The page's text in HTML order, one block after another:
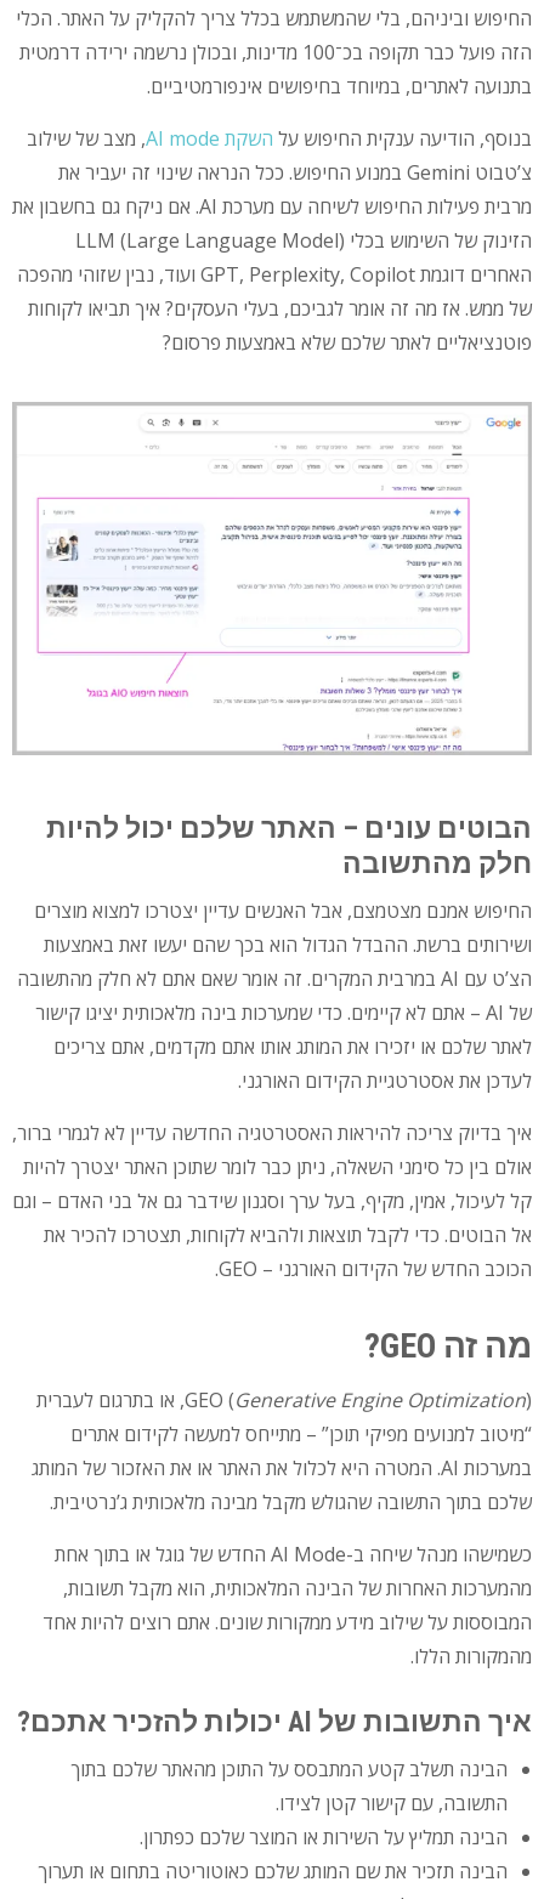
החיפוש וביניהם, בלי שהמשתמש בכלל צריך להקליק על האתר. הכלי
הזה פועל כבר תקופה בכ־100 מדינות, ובכולן נרשמה ירידה דרמטית
בתנועה לאתרים, במיוחד בחיפושים אינפורמטיביים.
בנוסף, הודיעה ענקית החיפוש על השקת AI mode
, מצב של שילוב
צ’טבוט Gemini במנוע החיפוש. ככל הנראה שינוי זה יעביר את
מרבית פעילות החיפוש לשיחה עם מערכת AI. אם ניקח גם בחשבון את
הזינוק של השימוש בכלי LLM (Large Language Model)
האחרים דוגמת GPT, Perplexity, Copilot ועוד, נבין שזוהי מהפכה
של ממש. אז מה זה אומר לגביכם, בעלי העסקים? איך תביאו לקוחות
פוטנציאליים לאתר שלכם שלא באמצעות פרסום?
הבוטים עונים – האתר שלכם יכול להיות
חלק מהתשובה
החיפוש אמנם מצטמצם, אבל האנשים עדיין יצטרכו למצוא מוצרים
ושירותים ברשת. ההבדל הגדול הוא בכך שהם יעשו זאת באמצעות
הצ’ט עם AI במרבית המקרים. זה אומר שאם אתם לא חלק מהתשובה
של AI – אתם לא קיימים. כדי שמערכות בינה מלאכותית יציגו קישור
לאתר שלכם או יזכירו את המותג אותו אתם מקדמים, אתם צריכים
לעדכן את אסטרטגיית הקידום האורגני.
איך בדיוק צריכה להיראות האסטרטגיה החדשה עדיין לא לגמרי ברור,
אולם בין כל סימני השאלה, ניתן כבר לומר שתוכן האתר יצטרך להיות
קל לעיכול, אמין, מקיף, בעל ערך וסגנון שידבר גם אל בני האדם – וגם
אל הבוטים. כדי לקבל תוצאות ולהביא לקוחות, תצטרכו להכיר את
הכוכב החדש של הקידום האורגני – GEO.
מה זה GEO?
GEO (Generative Engine Optimization
), או בתרגום לעברית
“מיטוב למנועים מפיקי תוכן” – מתייחס למעשה לקידום אתרים
במערכות AI. המטרה היא לכלול את האתר או את האזכור של המותג
שלכם בתוך התשובה שהגולש מקבל מבינה מלאכותית ג’נרטיבית.
כשמישהו מנהל שיחה ב-AI Mode החדש של גוגל או בתוך אחת
מהמערכות האחרות של הבינה המלאכותית, הוא מקבל תשובות,
המבוססות על שילוב מידע ממקורות שונים. אתם רוצים להיות אחד
מהמקורות הללו.
איך התשובות של AI יכולות להזכיר אתכם?
הבינה תשלב קטע המתבסס על התוכן מהאתר שלכם בתוך
התשובה, עם קישור קטן לצידו.
הבינה תמליץ על השירות או המוצר שלכם כפתרון.
הבינה תזכיר את שם המותג שלכם כאוטוריטה בתחום או תערוך